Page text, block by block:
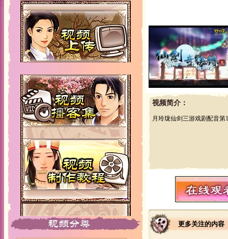
视频简介：
月玲珑仙剑三游戏剧配音第
更多关注的内容